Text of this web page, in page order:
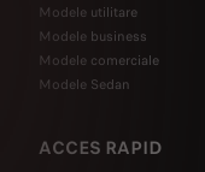
Modele utilitare
Modele business
Modele comerciale
Modele Sedan
ACCES RAPID